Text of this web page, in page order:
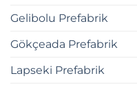
Gelibolu Prefabrik
Gökçeada Prefabrik
Lapseki Prefabrik